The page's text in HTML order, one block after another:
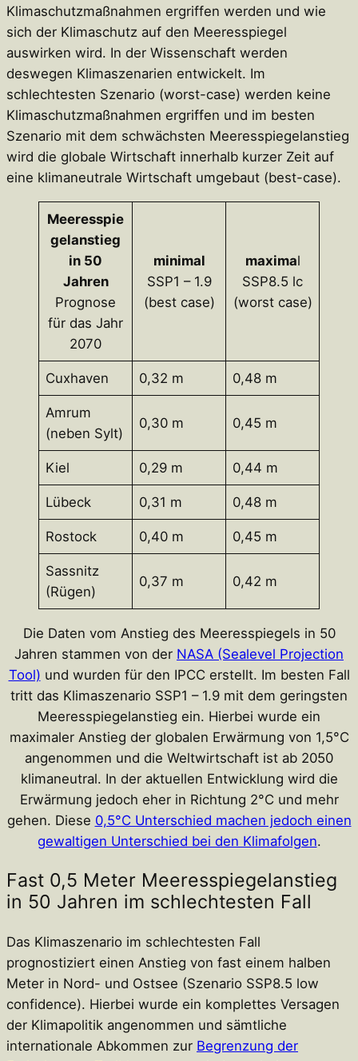
Klimaschutzmaßnahmen ergriffen werden und wie
sich der Klimaschutz auf den Meeresspiegel
auswirken wird. In der Wissenschaft werden
deswegen Klimaszenarien entwickelt. Im
schlechtesten Szenario (worst-case) werden keine
Klimaschutzmaßnahmen ergriffen und im besten
Szenario mit dem schwächsten Meeresspiegelanstieg
wird die globale Wirtschaft innerhalb kurzer Zeit auf
eine klimaneutrale Wirtschaft umgebaut (best-case).
Meeresspie
gelanstieg
in 50
Jahren
Prognose
für das Jahr
2070
minimal
SSP1 – 1.9
(best case)
maximal
SSP8.5 lc
(worst case)
Cuxhaven 0,32 m 0,48 m
Amrum
(neben Sylt)
0,30 m 0,45 m
Kiel 0,29 m 0,44 m
Lübeck 0,31 m 0,48 m
Rostock 0,40 m 0,45 m
Sassnitz
(Rügen)
0,37 m 0,42 m
Die Daten vom Anstieg des Meeresspiegels in 50
Jahren stammen von der NASA (Sealevel Projection
Tool) und wurden für den IPCC erstellt. Im besten Fall
tritt das Klimaszenario SSP1 – 1.9 mit dem geringsten
Meeresspiegelanstieg ein. Hierbei wurde ein
maximaler Anstieg der globalen Erwärmung von 1,5°C
angenommen und die Weltwirtschaft ist ab 2050
klimaneutral. In der aktuellen Entwicklung wird die
Erwärmung jedoch eher in Richtung 2°C und mehr
gehen. Diese 0,5°C Unterschied machen jedoch einen
gewaltigen Unterschied bei den Klimafolgen.
Fast 0,5 Meter Meeresspiegelanstieg
in 50 Jahren im schlechtesten Fall
Das Klimaszenario im schlechtesten Fall
prognostiziert einen Anstieg von fast einem halben
Meter in Nord- und Ostsee (Szenario SSP8.5 low
confidence). Hierbei wurde ein komplettes Versagen
der Klimapolitik angenommen und sämtliche
internationale Abkommen zur Begrenzung der